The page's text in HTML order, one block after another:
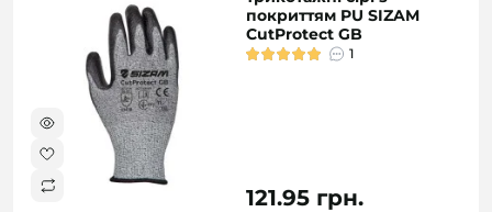
покриттям PU SIZAM
CutProtect GB
1
121.95 грн.